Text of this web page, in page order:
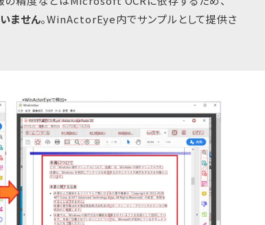
ません。WinActorEye内でサンプルとして提供さ